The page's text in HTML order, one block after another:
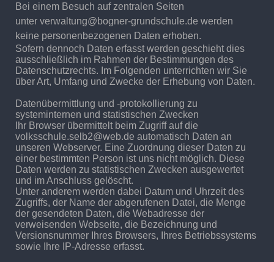
Bei einem Besuch auf zentralen Seiten
unter verwaltung@bogner-grundschule.de werden
keine personenbezogenen Daten erhoben.
Sofern dennoch Daten erfasst werden geschieht dies
ausschließlich im Rahmen der Bestimmungen des
Datenschutzrechts. Im Folgenden unterrichten wir Sie
über Art, Umfang und Zwecke der Erhebung von Daten.
Datenübermittlung und -protokollierung zu
systeminternen und statistischen Zwecken
Ihr Browser übermittelt beim Zugriff auf die
volksschule.selb2@web.de automatisch Daten an
unseren Webserver. Eine Zuordnung dieser Daten zu
einer bestimmten Person ist uns nicht möglich. Diese
Daten werden zu statistischen Zwecken ausgewertet
und im Anschluss gelöscht.
Unter anderem werden dabei Datum und Uhrzeit des
Zugriffs, der Name der abgerufenen Datei, die Menge
der gesendeten Daten, die Webadresse der
verweisenden Webseite, die Bezeichnung und
Versionsnummer Ihres Browsers, Ihres Betriebssystems
sowie Ihre IP-Adresse erfasst.